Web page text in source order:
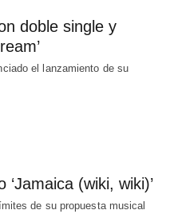
doble single y
el lanzamiento de su
(wiki, wiki)’
de su propuesta musical